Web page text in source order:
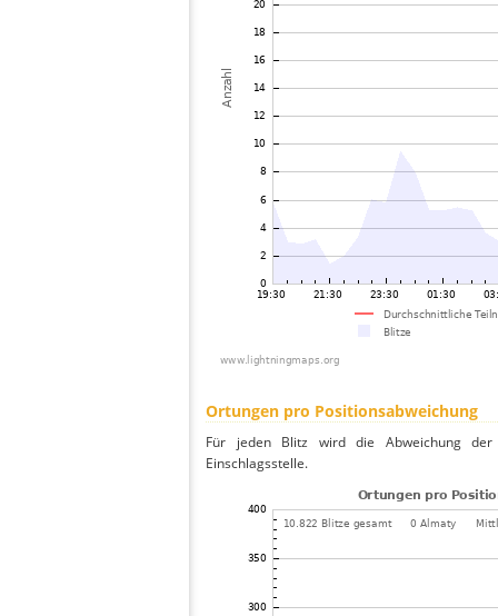
Ortungen pro Positionsabweichung
Für jeden Blitz wird die Abweichung
Einschlagsstelle.